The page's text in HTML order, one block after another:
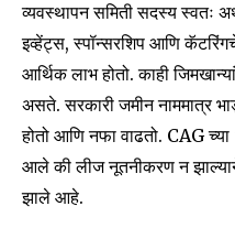
व्यवस्थापन समिती सदस्य स्वतः
इव्हेंट्स, स्पॉन्सरशिप आणि
आर्थिक लाभ होतो. काही
असते. सरकारी जमीन नाममात्र
होतो आणि नफा वाढतो. CAG
आले की लीज नूतनीकरण न
झाले आहे.